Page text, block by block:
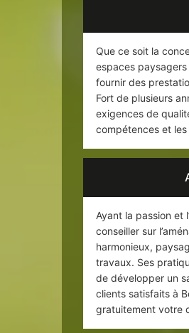
Que ce soit la
espaces paysagers
fournir des
Fort de plusieurs
exigences de
compétences et
Ayant la passion et
conseiller sur
harmonieux,
travaux. Ses
de développer un
clients satisfaits à
gratuitement votre